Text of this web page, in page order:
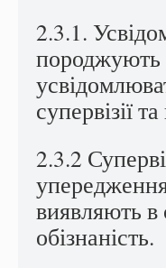
2.3.1.
породжують
супервізії
2.3.2
виявляють в
обізнаність.